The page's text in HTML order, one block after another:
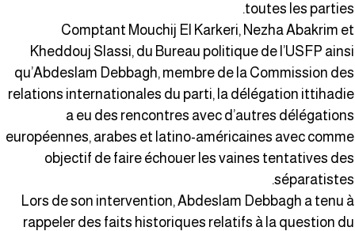
toutes les
Comptant Mouchij El Karkeri, Nezha Abakrim
Kheddouj Slassi, du Bureau politique de l’USFP
qu’Abdeslam Debbagh, membre de la Commission
relations internationales du parti, la délégation
a eu des rencontres avec d’autres
européennes, arabes et latino-américaines avec
objectif de faire échouer les vaines tentatives
Lors de son intervention, Abdeslam Debbagh a tenu
rappeler des faits historiques relatifs à la question